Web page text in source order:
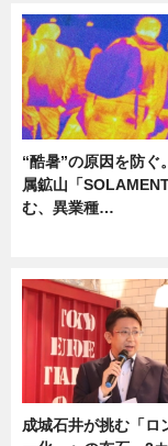
“酷暑”の原因を防ぐ
属鉱山「
む、異業種…
成城石井が挑む「ロ